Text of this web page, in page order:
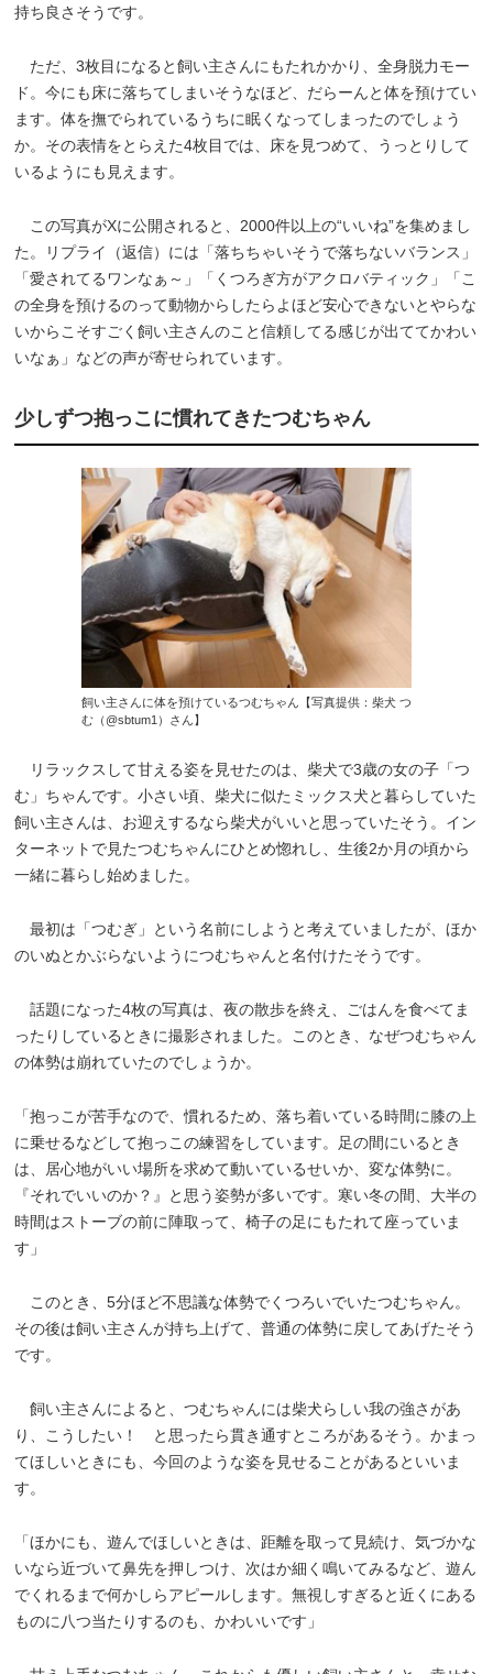
持ち良さそうです。
ただ、3枚目になると飼い主さんにもたれかかり、全身脱力モー
ド。今にも床に落ちてしまいそうなほど、だらーんと体を預けてい
ます。体を撫でられているうちに眠くなってしまったのでしょう
か。その表情をとらえた4枚目では、床を見つめて、うっとりして
いるようにも見えます。
この写真がXに公開されると、2000件以上の“いいね”を集めまし
た。リプライ（返信）には「落ちちゃいそうで落ちないバランス」
「愛されてるワンなぁ～」「くつろぎ方がアクロバティック」「こ
の全身を預けるのって動物からしたらよほど安心できないとやらな
いからこそすごく飼い主さんのこと信頼してる感じが出ててかわい
いなぁ」などの声が寄せられています。
少しずつ抱っこに慣れてきたつむちゃん
飼い主さんに体を預けているつむちゃん【写真提供：柴犬 つ
む（@sbtum1）さん】
リラックスして甘える姿を見せたのは、柴犬で3歳の女の子「つ
む」ちゃんです。小さい頃、柴犬に似たミックス犬と暮らしていた
飼い主さんは、お迎えするなら柴犬がいいと思っていたそう。イン
ターネットで見たつむちゃんにひとめ惚れし、生後2か月の頃から
一緒に暮らし始めました。
最初は「つむぎ」という名前にしようと考えていましたが、ほか
のいぬとかぶらないようにつむちゃんと名付けたそうです。
話題になった4枚の写真は、夜の散歩を終え、ごはんを食べてま
ったりしているときに撮影されました。このとき、なぜつむちゃん
の体勢は崩れていたのでしょうか。
「抱っこが苦手なので、慣れるため、落ち着いている時間に膝の上
に乗せるなどして抱っこの練習をしています。足の間にいるとき
は、居心地がいい場所を求めて動いているせいか、変な体勢に。
『それでいいのか？』と思う姿勢が多いです。寒い冬の間、大半の
時間はストーブの前に陣取って、椅子の足にもたれて座っていま
す」
このとき、5分ほど不思議な体勢でくつろいでいたつむちゃん。
その後は飼い主さんが持ち上げて、普通の体勢に戻してあげたそう
です。
飼い主さんによると、つむちゃんには柴犬らしい我の強さがあ
り、こうしたい！ と思ったら貫き通すところがあるそう。かまっ
てほしいときにも、今回のような姿を見せることがあるといいま
す。
「ほかにも、遊んでほしいときは、距離を取って見続け、気づかな
いなら近づいて鼻先を押しつけ、次はか細く鳴いてみるなど、遊ん
でくれるまで何かしらアピールします。無視しすぎると近くにある
ものに八つ当たりするのも、かわいいです」